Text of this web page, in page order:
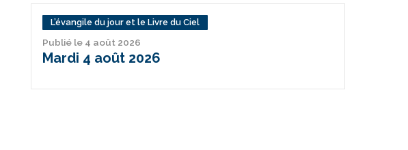
L’évangile du jour et le Livre du Ciel
Publié le 4 août 2026
Mardi 4 août 2026